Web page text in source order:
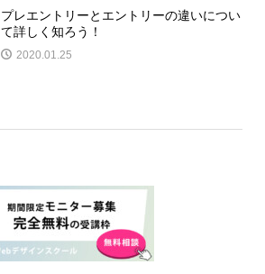
プレエントリーとエントリーの違いについ
て詳しく知ろう！
2020.01.25